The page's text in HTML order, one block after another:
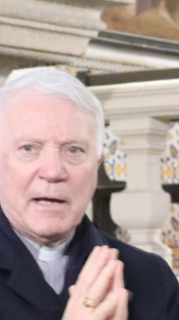
SENTIR
IGREJA